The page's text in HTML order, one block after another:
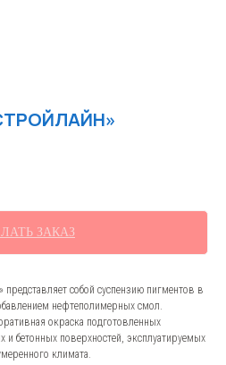
ЗАКАЗ
собой суспензию пигментов в
нефтеполимерных смол.
окраска подготовленных
и бетонных поверхностей, эксплуатируемых
климата.